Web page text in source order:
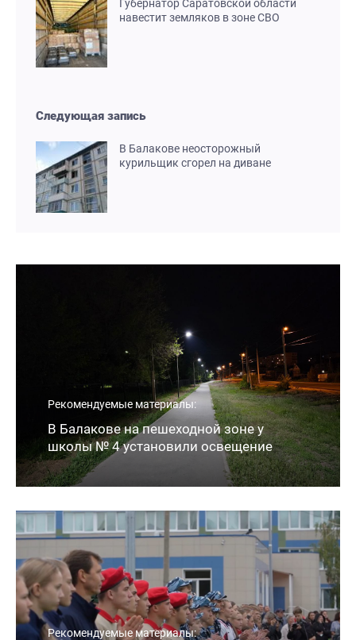
Губернатор Саратовской области
навестит земляков в зоне СВО
Следующая запись
В Балакове неосторожный
курильщик сгорел на диване
Рекомендуемые материалы:
В Балакове на пешеходной зоне у
школы № 4 установили освещение
Рекомендуемые материалы: